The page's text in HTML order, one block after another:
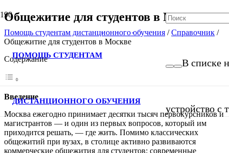
ПОМОЩЬ СТУДЕНТАМ
ДИСТАНЦИОННОГО ОБУЧЕНИЯ
В списке
устройство с
Общежитие для студентов в Москве
Помощь студентам дистанционного обучения /Справочник /
Общежитие для студентов в Москве
Содержание
Введение
Москва ежегодно принимает десятки тысяч первокурсников и
магистрантов — и один из первых вопросов, который им
приходится решать, — где жить. Помимо классических
общежитий при вузах, в столице активно развиваются
коммерческие общежития для студентов: современные